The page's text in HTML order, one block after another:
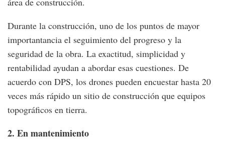
Durante la construcción, uno de los puntos de mayor
importantancia el seguimiento del progreso y la
seguridad de la obra. La exactitud, simplicidad y
rentabilidad ayudan a abordar esas cuestiones. De
acuerdo con DPS, los drones pueden encuestar hasta 20
veces más rápido un sitio de construcción que equipos
topográficos en tierra.
2. En mantenimiento